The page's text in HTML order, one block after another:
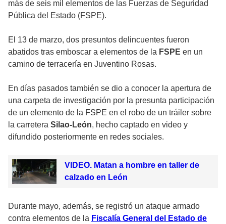
más de seis mil elementos de las Fuerzas de Seguridad
Pública del Estado (FSPE).
El 13 de marzo, dos presuntos delincuentes fueron
abatidos tras emboscar a elementos de la FSPE en un
camino de terracería en Juventino Rosas.
En días pasados también se dio a conocer la apertura de
una carpeta de investigación por la presunta participación
de un elemento de la FSPE en el robo de un tráiler sobre
la carretera Silao-León, hecho captado en video y
difundido posteriormente en redes sociales.
VIDEO. Matan a hombre en taller de
calzado en León
Durante mayo, además, se registró un ataque armado
contra elementos de la Fiscalía General del Estado de